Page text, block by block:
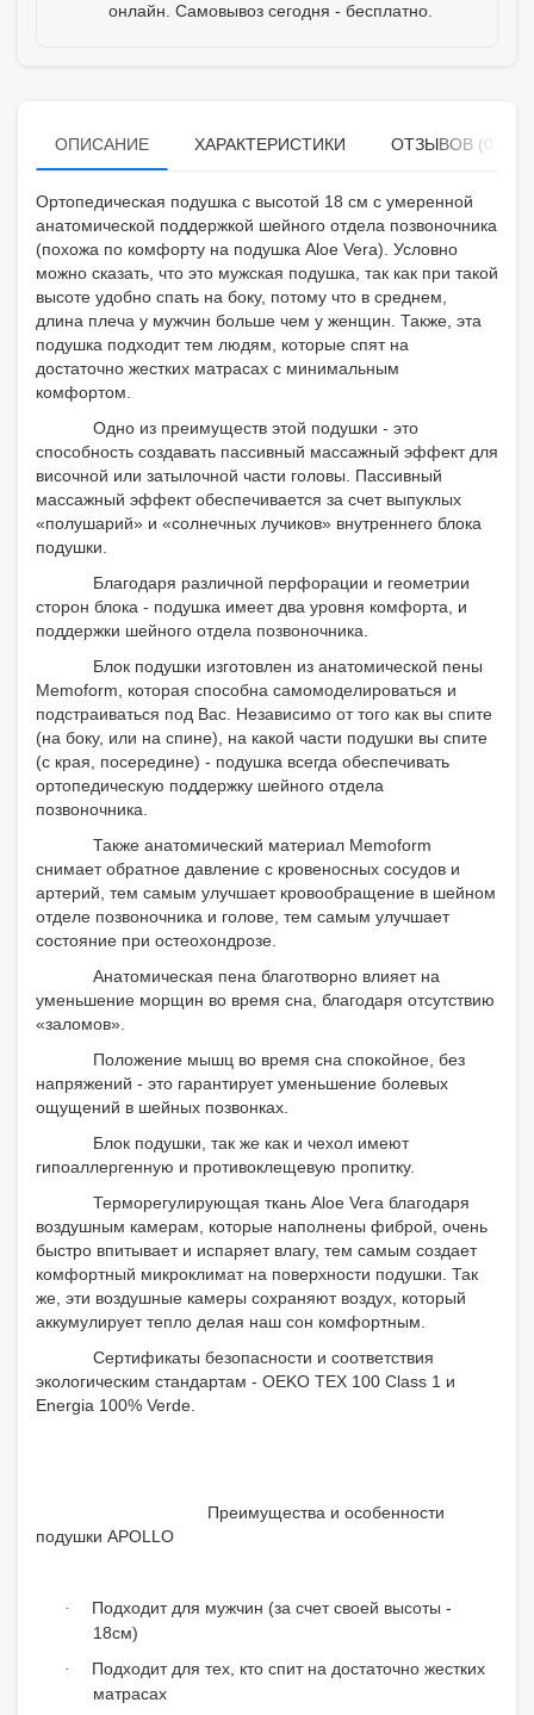
онлайн. Самовывоз сегодня - бесплатно.
ОПИСАНИЕ ХАРАКТЕРИСТИКИ ОТЗЫВОВ (0)
Ортопедическая подушка с высотой 18 см с умеренной
анатомической поддержкой шейного отдела позвоночника
(похожа по комфорту на подушка Aloe Vera). Условно
можно сказать, что это мужская подушка, так как при такой
высоте удобно спать на боку, потому что в среднем,
длина плеча у мужчин больше чем у женщин. Также, эта
подушка подходит тем людям, которые спят на
достаточно жестких матрасах с минимальным
комфортом.
Одно из преимуществ этой подушки - это
способность создавать пассивный массажный эффект для
височной или затылочной части головы. Пассивный
массажный эффект обеспечивается за счет выпуклых
«полушарий» и «солнечных лучиков» внутреннего блока
подушки.
Благодаря различной перфорации и геометрии
сторон блока - подушка имеет два уровня комфорта, и
поддержки шейного отдела позвоночника.
Блок подушки изготовлен из анатомической пены
Memoform, которая способна самомоделироваться и
подстраиваться под Вас. Независимо от того как вы спите
(на боку, или на спине), на какой части подушки вы спите
(с края, посередине) - подушка всегда обеспечивать
ортопедическую поддержку шейного отдела
позвоночника.
Также анатомический материал Memoform
снимает обратное давление с кровеносных сосудов и
артерий, тем самым улучшает кровообращение в шейном
отделе позвоночника и голове, тем самым улучшает
состояние при остеохондрозе.
Анатомическая пена благотворно влияет на
уменьшение морщин во время сна, благодаря отсутствию
«заломов».
Положение мышц во время сна спокойное, без
напряжений - это гарантирует уменьшение болевых
ощущений в шейных позвонках.
Блок подушки, так же как и чехол имеют
гипоаллергенную и противоклещевую пропитку.
Терморегулирующая ткань Aloe Vera благодаря
воздушным камерам, которые наполнены фиброй, очень
быстро впитывает и испаряет влагу, тем самым создает
комфортный микроклимат на поверхности подушки. Так
же, эти воздушные камеры сохраняют воздух, который
аккумулирует тепло делая наш сон комфортным.
Сертификаты безопасности и соответствия
экологическим стандартам - OEKO TEX 100 Class 1 и
Energia 100% Verde.
Преимущества и особенности
подушки APOLLO
·
Подходит для мужчин (за счет своей высоты -
18см)
·
Подходит для тех, кто спит на достаточно жестких
матрасах